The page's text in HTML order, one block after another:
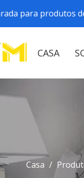
para produtos
CASA
Casa /